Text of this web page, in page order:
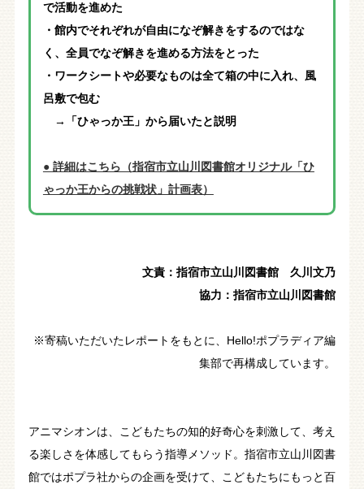
で活動を進めた
・館内でそれぞれが自由になぞ解きをするのではな
く、全員でなぞ解きを進める方法をとった
・ワークシートや必要なものは全て箱の中に入れ、風
呂敷で包む
→「ひゃっか王」から届いたと説明
● 詳細はこちら（指宿市立山川図書館オリジナル「ひ
ゃっか王からの挑戦状」計画表）
文責：指宿市立山川図書館 久川文乃
協力：指宿市立山川図書館
※寄稿いただいたレポートをもとに、Hello!ポプラディア編
集部で再構成しています。
アニマシオンは、こどもたちの知的好奇心を刺激して、考え
る楽しさを体感してもらう指導メソッド。指宿市立山川図書
館ではポプラ社からの企画を受けて、こどもたちにもっと百